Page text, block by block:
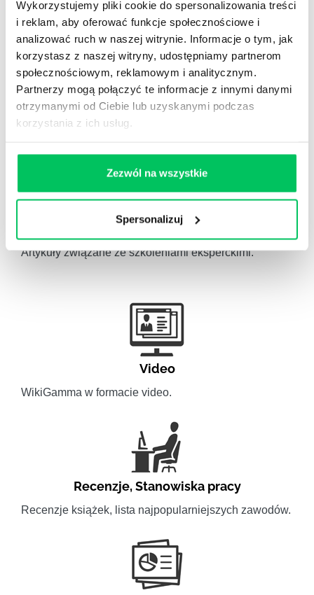
Wykorzystujemy pliki cookie do spersonalizowania treści
i reklam, aby oferować funkcje społecznościowe i
analizować ruch w naszej witrynie. Informacje o tym, jak
korzystasz z naszej witryny, udostępniamy partnerom
społecznościowym, reklamowym i analitycznym.
Partnerzy mogą połączyć te informacje z innymi danymi
otrzymanymi od Ciebie lub uzyskanymi podczas
korzystania z ich usług.
Zezwól na wszystkie
Spersonalizuj
Gamma Q&A
Odpowiedzi na często pojawiające się pytania z
Artykuły eksperckie
Artykuły związane ze szkoleniami eksperckimi.
Video
WikiGamma w formacie video.
Recenzje,Stanowiska pracy
Recenzje książek, lista najpopularniejszych zawodów.